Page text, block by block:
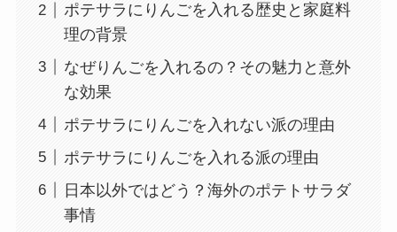
ポテサラにりんごを入れる歴史と家庭料
理の背景
なぜりんごを入れるの？その魅力と意外
な効果
ポテサラにりんごを入れない派の理由
ポテサラにりんごを入れる派の理由
日本以外ではどう？海外のポテトサラダ
事情